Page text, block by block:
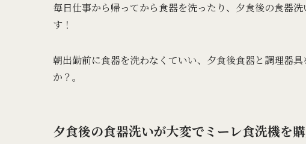
毎日仕事から帰ってから食器を洗ったり、夕食後の食器
す！
朝出勤前に食器を洗わなくていい、夕食後食器と調理器
か？。
夕食後の食器洗いが大変でミーレ食洗機を購